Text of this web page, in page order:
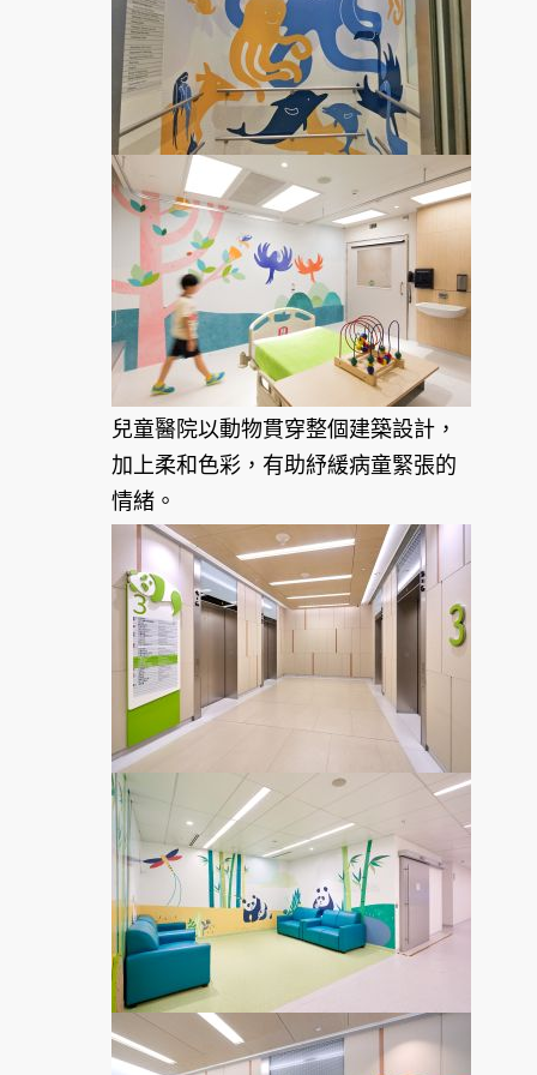
兒童醫院以動物貫穿整個建築設計，
加上柔和色彩，有助紓緩病童緊張的
情緒。